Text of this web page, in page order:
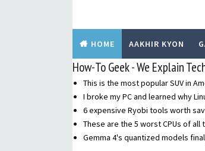
HOME AAKHIR KYON
How-To Geek - We Explain
This is the most popular SUV in
I broke my PC and learned why
6 expensive Ryobi tools worth
These are the 5 worst CPUs of all
Gemma 4's quantized models